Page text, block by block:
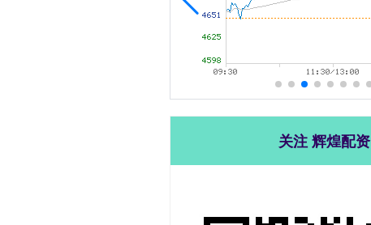
关注 辉煌配资